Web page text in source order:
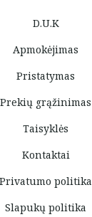
D.U.K
Apmokėjimas
Pristatymas
Prekių grąžinimas
Taisyklės
Kontaktai
Privatumo politika
Slapukų politika